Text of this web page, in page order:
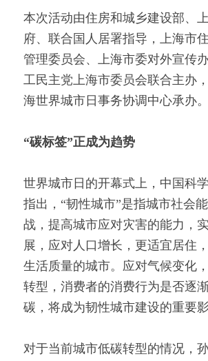
本次活动由住房和城乡建设部、
府、联合国人居署指导，上海市
管理委员会、上海市委对外宣传
工民主党上海市委员会联合主办
海世界城市日事务协调中心承办。
“碳标签”正成为趋势
世界城市日的开幕式上，中国科
指出，“韧性城市”是指城市社会
战，提高城市应对灾害的能力，
展，应对人口增长，更适宜居住
生活质量的城市。应对气候变化
转型，消费者的消费行为是否逐
碳，将成为韧性城市建设的重要影
对于当前城市低碳转型的情况，